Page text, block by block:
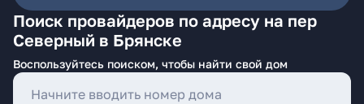
Поиск провайдеров по адресу на пер
Северный в Брянске
Воспользуйтесь поиском, чтобы найти свой дом